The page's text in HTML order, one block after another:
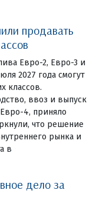
продавать
Евро-2, Евро-3 и
2027 года смогут
классов.
ввоз и выпуск
4, приняло
что решение
рынка и
в
дело за